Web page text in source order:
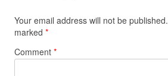
Your email address will not be published.
marked *
Comment *